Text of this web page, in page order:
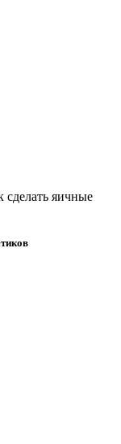
сделать яичные